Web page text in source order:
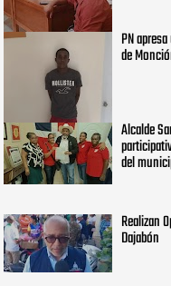
PN
de
Alcalde
del
Realizan
Dajabón